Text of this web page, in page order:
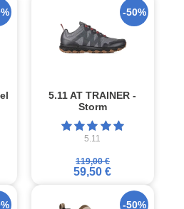
5.11 AT TRAINER -
Storm
5.11
119,00 €
59,50 €
-50%
-50%